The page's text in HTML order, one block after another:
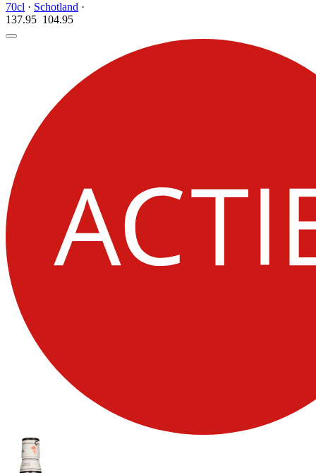
70cl · Schotland ·
137.95 104.95